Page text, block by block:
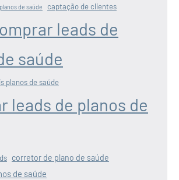
de saúde captação de clientes
leads de
saúde
planos de saúde
leads de planos de
corretor de plano de saúde
de saúde